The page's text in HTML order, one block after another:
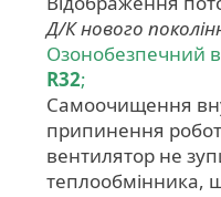
Д/К нового
Озонобезпечний
R32;
Самоочищення
припинення
вентилятор не
теплообмінника,